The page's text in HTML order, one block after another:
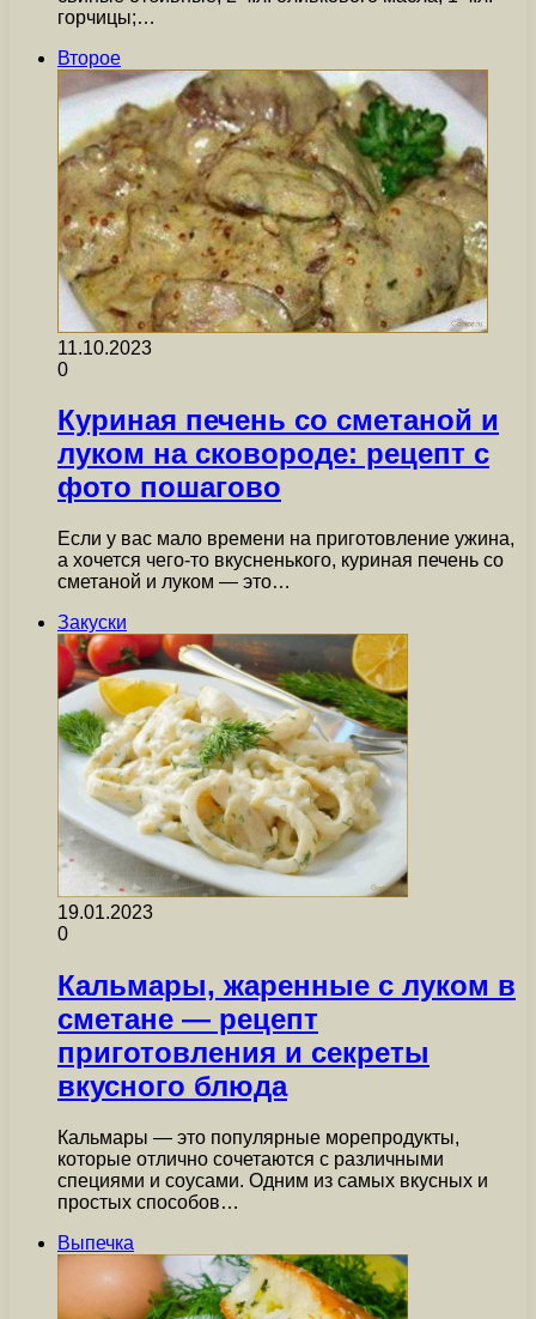
горчицы;…
Второе
11.10.2023
0
Куриная печень со сметаной и
луком на сковороде: рецепт с
фото пошагово
Если у вас мало времени на приготовление ужина,
а хочется чего-то вкусненького, куриная печень со
сметаной и луком — это…
Закуски
19.01.2023
0
Кальмары, жаренные с луком в
сметане — рецепт
приготовления и секреты
вкусного блюда
Кальмары — это популярные морепродукты,
которые отлично сочетаются с различными
специями и соусами. Одним из самых вкусных и
простых способов…
Выпечка